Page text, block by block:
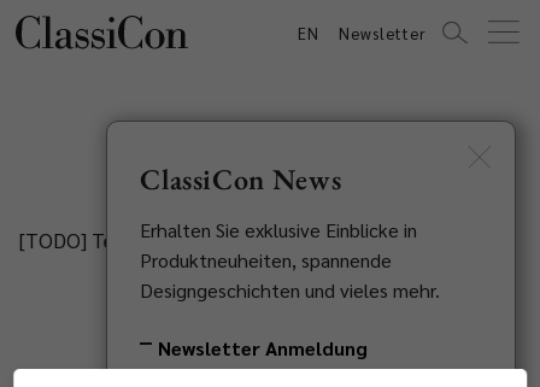
EN Newsletter
Fight Copies
[TODO] Text
ClassiCon News
Erhalten Sie exklusive Einblicke in
Produktneuheiten, spannende
Designgeschichten und vieles mehr.
Newsletter Anmeldung